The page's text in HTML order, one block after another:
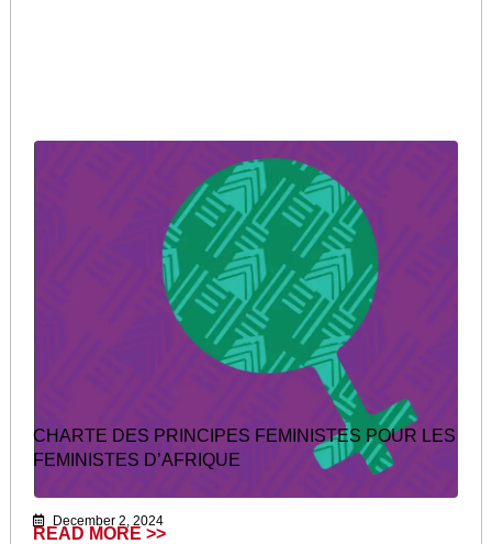
CHARTE DES PRINCIPES FEMINISTES POUR LES
FEMINISTES D’AFRIQUE
December 2, 2024
READ MORE >>